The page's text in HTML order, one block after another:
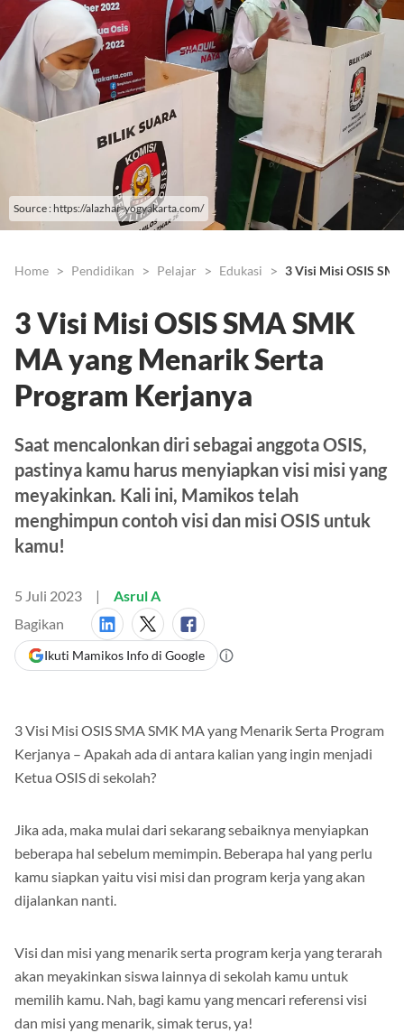
Source : https://alazhar-yogyakarta.com/
Home Pendidikan Pelajar Edukasi 3 Visi Misi OSIS
3 Visi Misi OSIS SMA SMK
MA yang Menarik Serta
Program Kerjanya
Saat mencalonkan diri sebagai anggota OSIS,
pastinya kamu harus menyiapkan visi misi yang
meyakinkan. Kali ini, Mamikos telah
menghimpun contoh visi dan misi OSIS untuk
kamu!
5 Juli 2023
Asrul A
Bagikan
Ikuti Mamikos Info di Google
3 Visi Misi OSIS SMA SMK MA yang Menarik Serta Program
Kerjanya – Apakah ada di antara kalian yang ingin menjadi
Ketua OSIS di sekolah?
Jika ada, maka mulai dari sekarang sebaiknya menyiapkan
beberapa hal sebelum memimpin. Beberapa hal yang perlu
kamu siapkan yaitu visi misi dan program kerja yang akan
dijalankan nanti.
Visi dan misi yang menarik serta program kerja yang terarah
akan meyakinkan siswa lainnya di sekolah kamu untuk
memilih kamu. Nah, bagi kamu yang mencari referensi visi
dan misi yang menarik, simak terus, ya!